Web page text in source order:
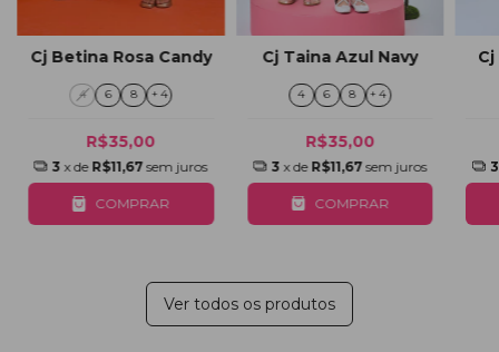
Cj Betina Rosa Candy
4 6 8 + 4
R$35,00
3 x de R$11,67 sem juros
COMPRAR
Cj Taina Azul Navy
4 6 8 + 4
R$35,00
3 x de R$11,67 sem juros
COMPRAR
3
Ver todos os produtos